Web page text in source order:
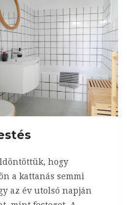
hogy
a kattanás semmi
az év utolsó napján